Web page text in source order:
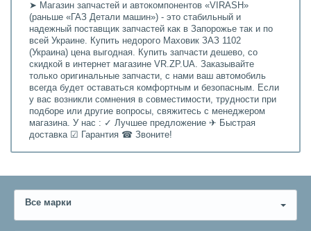
➤ Магазин запчастей и автокомпонентов «VIRASH»
(раньше «ГАЗ Детали машин») - это стабильный и
надежный поставщик запчастей как в Запорожье так и по
всей Украине. Купить недорого Маховик ЗАЗ 1102
(Украина) цена выгодная. Купить запчасти дешево, со
скидкой в интернет магазине VR.ZP.UA. Заказывайте
только оригинальные запчасти, с нами ваш автомобиль
всегда будет оставаться комфортным и безопасным. Если
у вас возникли сомнения в совместимости, трудности при
подборе или другие вопросы, свяжитесь с менеджером
магазина. У нас : ✓ Лучшее предложение ✈ Быстрая
доставка ☑ Гарантия ☎ Звоните!
Все марки